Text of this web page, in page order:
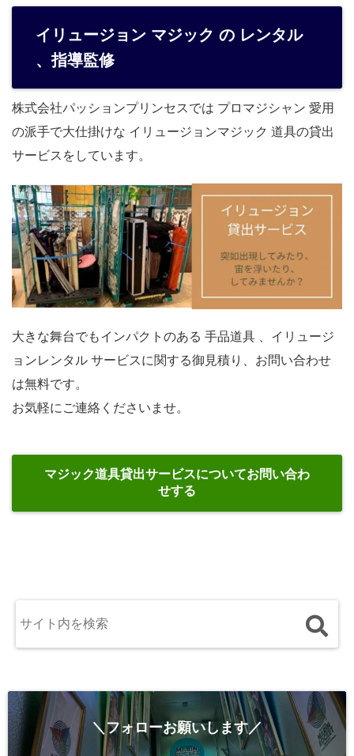
イリュージョン マジック の レンタル
、指導監修
株式会社パッションプリンセスでは プロマジシャン 愛用
の派手で大仕掛けな イリュージョンマジック 道具の貸出
サービスをしています。
大きな舞台でもインパクトのある 手品道具 、イリュージ
ョンレンタル サービスに関する御見積り、お問い合わせ
は無料です。
お気軽にご連絡くださいませ。
マジック道具貸出サービスについてお問い合わ
せする
＼フォローお願いします／